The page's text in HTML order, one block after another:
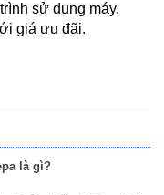
sử dụng máy.
giá ưu đãi.
là gì?